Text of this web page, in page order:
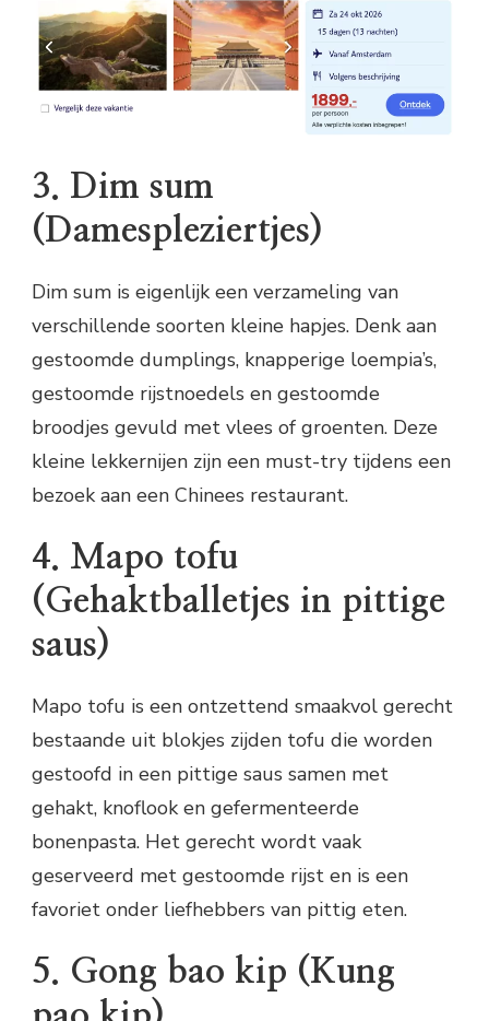
3. Dim sum
(Damespleziertjes)
Dim sum is eigenlijk een verzameling van
verschillende soorten kleine hapjes. Denk aan
gestoomde dumplings, knapperige loempia’s,
gestoomde rijstnoedels en gestoomde
broodjes gevuld met vlees of groenten. Deze
kleine lekkernijen zijn een must-try tijdens een
bezoek aan een Chinees restaurant.
4. Mapo tofu
(Gehaktballetjes in pittige
saus)
Mapo tofu is een ontzettend smaakvol gerecht
bestaande uit blokjes zijden tofu die worden
gestoofd in een pittige saus samen met
gehakt, knoflook en gefermenteerde
bonenpasta. Het gerecht wordt vaak
geserveerd met gestoomde rijst en is een
favoriet onder liefhebbers van pittig eten.
5. Gong bao kip (Kung